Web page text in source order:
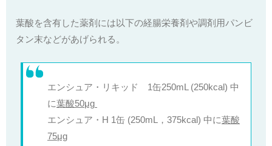
葉酸を含有した薬剤には以下の経腸栄養剤や調剤用パンビ
タン末などがあげられる。
エンシュア・リキッド 1缶250mL (250kcal) 中
に葉酸50μg
エンシュア・H 1缶 (250mL，375kcal) 中に葉酸
75μg